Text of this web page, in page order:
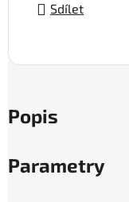
Sdílet
Popis
Parametry